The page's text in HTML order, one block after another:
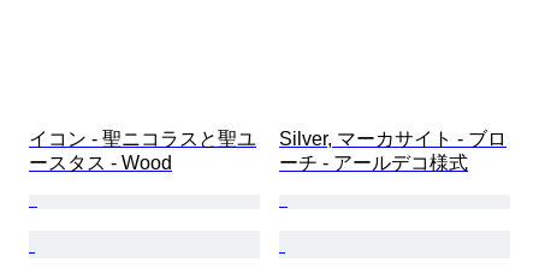
イコン - 聖ニコラスと聖ユ
ースタス - Wood
Silver, マーカサイト - ブロ
ーチ - アールデコ様式